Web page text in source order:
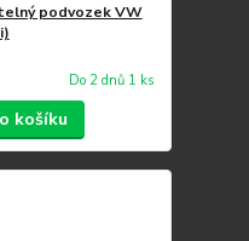
podvozek VW
Do 2 dnů 1 ks
košíku